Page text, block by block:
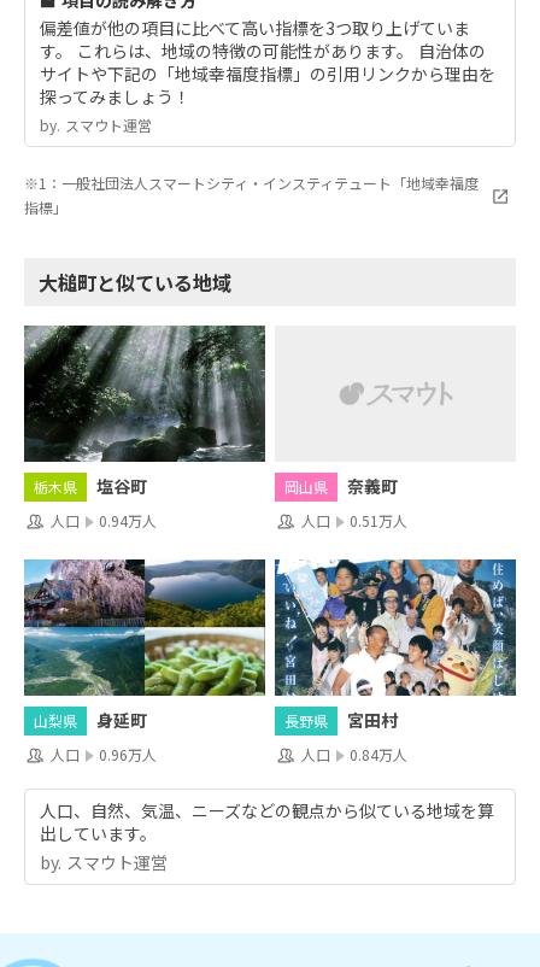
偏差値が他の項目に比べて高い指標を3つ取り上げていま
す。 これらは、地域の特徴の可能性があります。 自治体の
サイトや下記の「地域幸福度指標」の引用リンクから理由を
探ってみましょう！
by.︎ スマウト運営
※1：一般社団法人スマートシティ・インスティテュート「地域幸福度
指標」
大槌町と似ている地域
栃木県 塩谷町
人口 0.94万人
岡山県 奈義町
人口 0.51万人
山梨県 身延町
人口 0.96万人
長野県 宮田村
人口 0.84万人
人口、自然、気温、ニーズなどの観点から似ている地域を算
出しています。
by.︎ スマウト運営